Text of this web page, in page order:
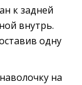
к задней
внутрь.
одну
на